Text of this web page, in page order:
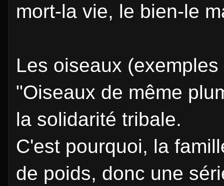
mort-la vie, le bien-le
Les oiseaux
"Oiseaux de même
la solidarité tribale.
C'est pourquoi, la
de poids, donc une